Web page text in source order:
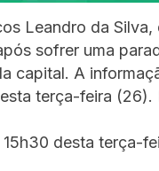
Leandro da
sofrer uma
capital. A
terça-feira
desta terça-